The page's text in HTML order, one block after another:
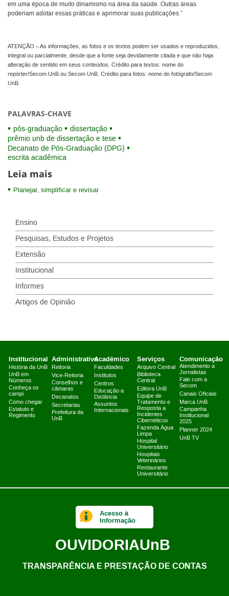
em uma época de muito dinamismo na área da saúde. Outras áreas
poderiam adotar essas práticas e aprimorar suas publicações.”
ATENÇÃO – As informações, as fotos e os textos podem ser usados e reproduzidos,
integral ou parcialmente, desde que a fonte seja devidamente citada e que não haja
alteração de sentido em seus conteúdos. Crédito para textos: nome do
repórter/Secom UnB ou Secom UnB. Crédito para fotos: nome do fotógrafo/Secom
UnB.
PALAVRAS-CHAVE
pós-graduação
dissertação
prêmio unb de dissertação e tese
Decanato de Pós-Graduação (DPG)
escrita acadêmica
Leia mais
Planejar, simplificar e revisar
Ensino
Pesquisas, Estudos e Projetos
Extensão
Institucional
Informes
Artigos de Opinião
Institucional
História da UnB
UnB em
Números
Conheça os
campi
Como chegar
Estatuto e
Regimento
Administrativo
Reitoria
Vice-Reitoria
Conselhos e
câmaras
Decanatos
Secretarias
Prefeitura da
UnB
Acadêmico
Faculdades
Institutos
Centros
Educação a
Distância
Assuntos
Internacionais
Serviços
Arquivo Central
Biblioteca
Central
Editora UnB
Equipe de
Tratamento e
Resposta a
Incidentes
Cibernéticos
Fazenda Água
Limpa
Hospital
Universitário
Hospitais
Veterinários
Restaurante
Universitário
Comunicação
Atendimento a
Jornalistas
Fale com a
Secom
Canais Oficiais
Marca UnB
Campanha
Institucional
2025
Planner 2024
UnB TV
Acesso à
Informação
OUVIDORIAUnB
TRANSPARÊNCIA E PRESTAÇÃO DE CONTAS